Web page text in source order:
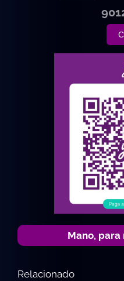
Mano, para
Relacionado